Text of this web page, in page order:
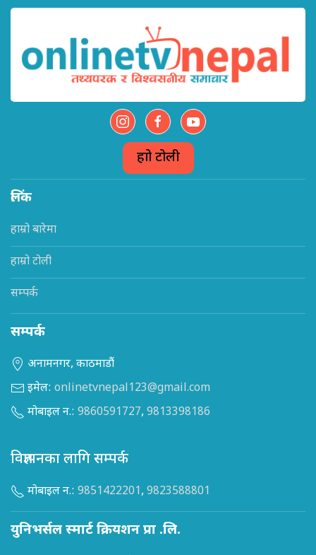
हाम्रो टोली
लिंक
हाम्रो बारेमा
हाम्रो टोली
सम्पर्क
सम्पर्क
अनामनगर, काठमाडौं
इमेल: onlinetvnepal123@gmail.com
मोबाइल न.: 9860591727, 9813398186
विज्ञापनका लागि सम्पर्क
मोबाइल न.: 9851422201, 9823588801
युनिभर्सल स्मार्ट क्रियशन प्रा .लि.